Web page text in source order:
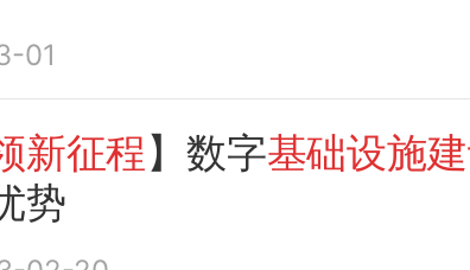
01
新征程】数字基础设施
势